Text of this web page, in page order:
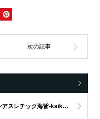
【重要】皆生温泉マリンアスレチック海皆-kaikai-からの重要なお知らせ